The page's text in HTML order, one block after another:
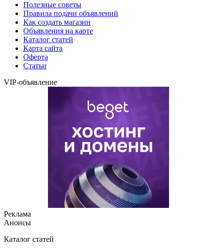
Полезные советы
Правила подачи объявлений
Как создать магазин
Объявления на карте
Каталог статей
Карта сайта
Оферта
Статьи
VIP-объявление
Реклама
Анонсы
Каталог статей